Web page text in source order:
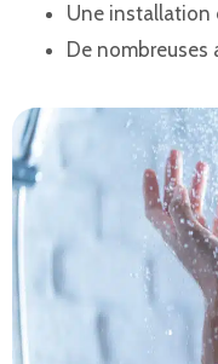
Une installation
De